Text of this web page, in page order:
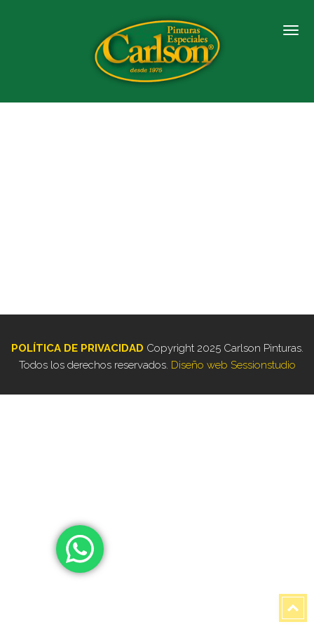
POLÍTICA DE PRIVACIDAD Copyright 2025 Carlson Pinturas.
Todos los derechos reservados. Diseño web Sessionstudio